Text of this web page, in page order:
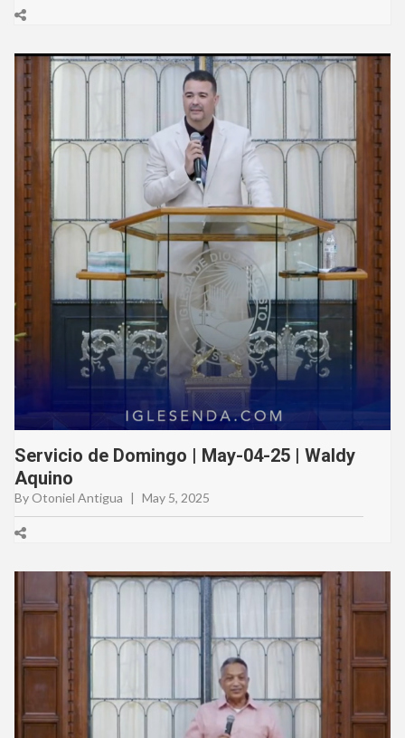
Servicio de Domingo | May-04-25 | Waldy
Aquino
By Otoniel Antigua | May 5, 2025